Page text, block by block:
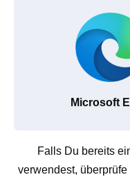
Microsoft
Falls Du bereits
verwendest,